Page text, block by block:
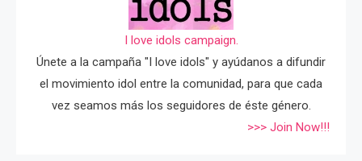
I love idols campaign.
Únete a la campaña "I love idols" y ayúdanos a difundir
el movimiento idol entre la comunidad, para que cada
vez seamos más los seguidores de éste género.
>>> Join Now!!!